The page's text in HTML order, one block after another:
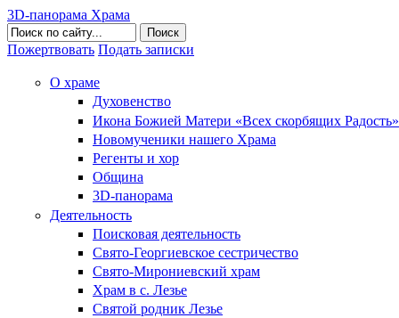
3D-панорама Храма
Поиск
Пожертвовать Подать записки
О храме
Духовенство
Икона Божией Матери «Всех скорбящих Радость»
Новомученики нашего Храма
Регенты и хор
Община
3D-панорама
Деятельность
Поисковая деятельность
Свято-Георгиевское сестричество
Свято-Мирониевский храм
Храм в с. Лезье
Святой родник Лезье